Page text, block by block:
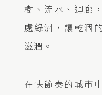
樹、流水、迴廊
處綠洲，讓乾涸
滋潤。
在快節奏的城市